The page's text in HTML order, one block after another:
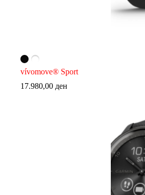
vívomove® Sport
17.980,00 ден